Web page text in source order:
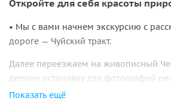
Откройте для себя красоты
• Мы с вами начнем экскурсию с
дороге — Чуйский тракт.
Далее переезжаем на живописный
делаем остановку для фотографий
скал, которые образуют
Показать ещё